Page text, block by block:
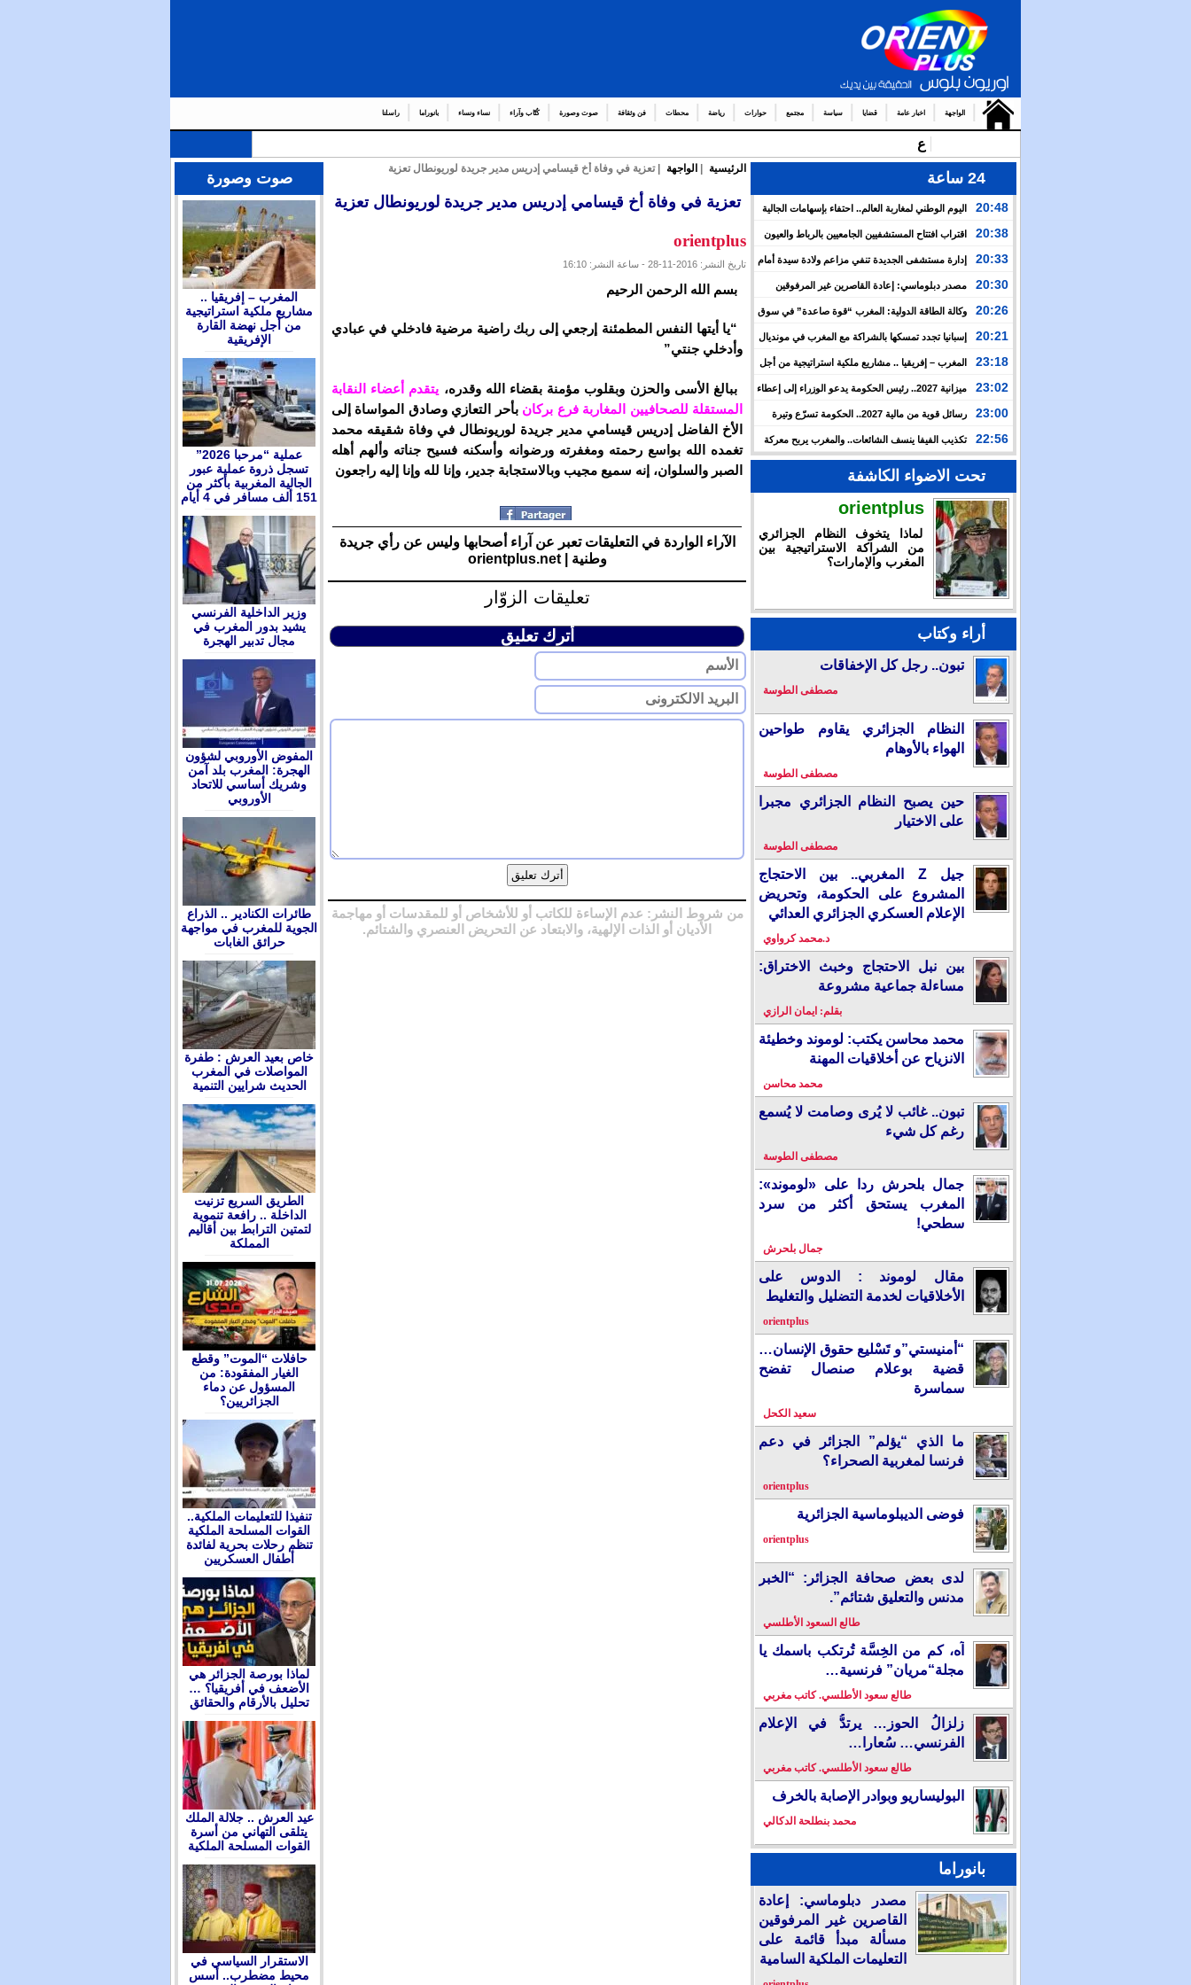
الواجهة اخبار عامة قضايا سياسة مجتمع حوارات رياضة محطات فن وثقافة صوت وصورة كُتّاب وآراء نساء ونساء بانوراما راسلنا
عملية “مرحبا
24 ساعة
20:48
اليوم الوطني لمغاربة العالم.. احتفاء بإسهامات الجالية
في أوراش المغرب 2030
20:38
اقتراب افتتاح المستشفيين الجامعيين بالرباط والعيون
قبل نهاية 2026
20:33
إدارة مستشفى الجديدة تنفي مزاعم ولادة سيدة أمام
باب المؤسسة وتؤكد فتح تحقيق
20:30
مصدر دبلوماسي: إعادة القاصرين غير المرفوقين
مسألة مبدأ قائمة على التعليمات الملكية السامية
20:26
وكالة الطاقة الدولية: المغرب “قوة صاعدة” في سوق
المعادن الاستراتيجية العالمية بفضل الفوسفاط والكوبالت
20:21
إسبانيا تجدد تمسكها بالشراكة مع المغرب في مونديال
2030 وتؤكد مواصلة العمل المشترك حتى إنجاح البطولة
23:18
المغرب – إفريقيا .. مشاريع ملكية استراتيجية من أجل
نهضة القارة الإفريقية
23:02
ميزانية 2027.. رئيس الحكومة يدعو الوزراء إلى إعطاء
الأولوية لبرمجة الالتزامات المتعلقة بالمشاريع موضوع تعليمات
23:00
رسائل قوية من مالية 2027.. الحكومة تسرّع وتيرة
الأوراش الملكية وتراهن على المواطن لبناء مغرب أكثر قوة
22:56
تكذيب الفيفا ينسف الشائعات.. والمغرب يربح معركة
الإنجاز قبل حسم نهائي مونديال 2030
تحت الاضواء الكاشفة
orientplus
لماذا يتخوف النظام الجزائري
من الشراكة الاستراتيجية بين
المغرب والإمارات؟
أراء وكتاب
تبون.. رجل كل الإخفاقات
مصطفى الطوسة
النظام الجزائري يقاوم طواحين
الهواء بالأوهام
مصطفى الطوسة
حين يصبح النظام الجزائري مجبرا
على الاختيار
مصطفى الطوسة
جيل Z المغربي.. بين الاحتجاج
المشروع على الحكومة، وتحريض
الإعلام العسكري الجزائري العدائي
د.محمد كرواوي
بين نبل الاحتجاج وخبث الاختراق:
مساءلة جماعية مشروعة
بقلم: ايمان الرازي
محمد محاسن يكتب: لوموند وخطيئة
الانزياح عن أخلاقيات المهنة
محمد محاسن
تبون.. غائب لا يُرى وصامت لا يُسمع
رغم كل شيء
مصطفى الطوسة
جمال بلحرش ردا على «لوموند»:
المغرب يستحق أكثر من سرد
سطحي!
جمال بلحرش
مقال لوموند : الدوس على
الأخلاقيات لخدمة التضليل والتغليط
orientplus
“أمنيستي”و تَسْليع حقوق الإنسان…
قضية بوعلام صنصال تفضح
سماسرة
سعيد الكحل
ما الذي “يؤلم” الجزائر في دعم
فرنسا لمغربية الصحراء؟
orientplus
فوضى الديبلوماسية الجزائرية
orientplus
لدى بعض صحافة الجزائر: “الخبر
مدنس والتعليق شتائم”.
طالع السعود الأطلسي
آه، كم من الخِسَّة تُرتكب باسمك يا
مجلة“مريان” فرنسية…
طالع سعود الأطلسي. كاتب مغربي
زلزالُ الحوز… يرتدُّ في الإعلام
الفرنسي… سُعارا…
طالع سعود الأطلسي. كاتب مغربي
البوليساريو وبوادر الإصابة بالخرف
محمد بنطلحة الدكالي
بانوراما
مصدر دبلوماسي: إعادة
القاصرين غير المرفوقين
مسألة مبدأ قائمة على
التعليمات الملكية السامية
الرئيسية الواجهة | تعزية في وفاة أخ قيسامي إدريس مدير جريدة لوريونطال تعزية
تعزية في وفاة أخ قيسامي إدريس مدير جريدة لوريونطال تعزية
orientplus
تاريخ النشر: 2016-11-28 - ساعة النشر: 16:10
بسم الله الرحمن الرحيم
“يا أيتها النفس المطمئنة إرجعي إلى ربك راضية مرضية فادخلي في عبادي
وأدخلي جنتي”
ببالغ الأسى والحزن وبقلوب مؤمنة بقضاء الله وقدره، يتقدم أعضاء النقابة
المستقلة للصحافيين المغاربة فرع بركان بأحر التعازي وصادق المواساة إلى
الأخ الفاضل إدريس قيسامي مدير جريدة لوريونطال في وفاة شقيقه محمد
تغمده الله بواسع رحمته ومغفرته ورضوانه وأسكنه فسيح جناته وألهم أهله
الصبر والسلوان، إنه سميع مجيب وبالاستجابة جدير، وإنا لله وإنا إليه راجعون
الآراء الواردة في التعليقات تعبر عن آراء أصحابها وليس عن رأي جريدة
وطنية | orientplus.net
تعليقات الزوّار
أترك تعليق
من شروط النشر: عدم الإساءة للكاتب أو للأشخاص أو للمقدسات أو مهاجمة
الأديان أو الذات الإلهية، والابتعاد عن التحريض العنصري والشتائم.
صوت وصورة
المغرب – إفريقيا ..
مشاريع ملكية استراتيجية
من أجل نهضة القارة
الإفريقية
عملية “مرحبا 2026”
تسجل ذروة عملية عبور
الجالية المغربية بأكثر من
151 ألف مسافر في 4 أيام
وزير الداخلية الفرنسي
يشيد بدور المغرب في
مجال تدبير الهجرة
المفوض الأوروبي لشؤون
الهجرة: المغرب بلد آمن
وشريك أساسي للاتحاد
الأوروبي
طائرات الكنادير .. الذراع
الجوية للمغرب في مواجهة
حرائق الغابات
ﺧﺎﺹ ﺑﻌﻴﺪ ﺍﻟﻌﺮﺵ : ﻃﻔﺮﺓ
ﺍﻟﻤﻮﺍﺻﻼﺕ ﻓﻲ ﺍﻟﻤﻐﺮﺏ
ﺍﻟﺤﺪﻳﺚ ﺷﺮﺍﻳﻴﻦ ﺍﻟﺘﻨﻤﻴﺔ
الطريق السريع تزنيت
الداخلة .. رافعة تنموية
لتمتين الترابط بين أقاليم
المملكة
حافلات “الموت” وقطع
الغيار المفقودة: من
المسؤول عن دماء
الجزائريين؟
تنفيذا للتعليمات الملكية..
القوات المسلحة الملكية
تنظم رحلات بحرية لفائدة
أطفال العسكريين
لماذا بورصة الجزائر هي
الأضعف في أفريقيا؟ …
تحليل بالأرقام والحقائق
عيد العرش .. جلالة الملك
يتلقى التهاني من أسرة
القوات المسلحة الملكية
الاستقرار السياسي في
محيط مضطرب.. أسس